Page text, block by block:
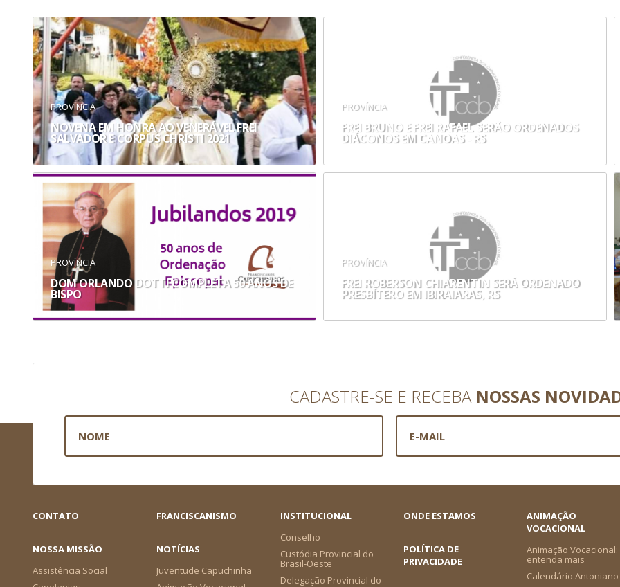
PROVÍNCIA
NOVENA EM HONRA AO VENERÁVEL FREI
SALVADOR E CORPUS CHRISTI 2021
PROVÍNCIA
FREI BRUNO E FREI RAFAEL SERÃO ORDENADOS
DIÁCONOS EM CANOAS - RS
PROVÍNCIA
DOM ORLANDO DOTTI COMPLETA 50 ANOS DE
BISPO
PROVÍNCIA
FREI ROBERSON CHIARENTIN SERÁ ORDENADO
PRESBÍTERO EM IBIRAIARAS, RS
CADASTRE-SE E RECEBA NOSSAS
CONTATO FRANCISCANISMO
INSTITUCIONAL
Conselho
Custódia Provincial do
Brasil-Oeste
Delegação Provincial do
ONDE ESTAMOS
ANIMAÇÃO
VOCACIONAL
Animação Vocacional:
entenda mais
Calendário Antoniano
NOSSA MISSÃO
Assistência Social
NOTÍCIAS
Juventude Capuchinha
POLÍTICA DE
PRIVACIDADE